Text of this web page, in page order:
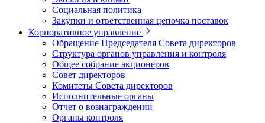
Социальная политика
Закупки и ответственная цепочка поставок
Корпоративное управление
Обращение Председателя Совета директоров
Структура органов управления и контроля
Общее собрание акционеров
Совет директоров
Комитеты Совета директоров
Исполнительные органы
Отчет о вознаграждении
Органы контроля